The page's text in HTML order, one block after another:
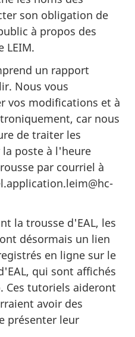
son obligation de
à propos des
LEIM.
un rapport
Nous vous
vos modifications et à
car nous
de traiter les
la poste à l'heure
par courriel à
la trousse d'EAL, les
désormais un lien
en ligne sur le
qui sont affichés
Ces tutoriels aideront
avoir des
présenter leur